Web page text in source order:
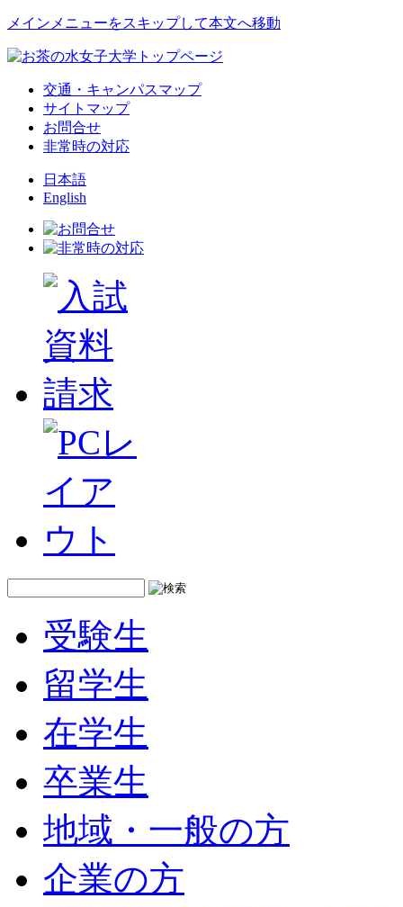
メインメニューをスキップして本文へ移動
交通・キャンパスマップ
サイトマップ
お問合せ
非常時の対応
日本語
English
受験生
留学生
在学生
卒業生
地域・一般の方
企業の方